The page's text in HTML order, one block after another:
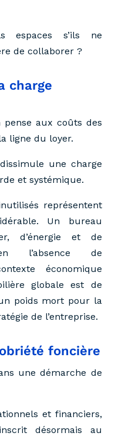
espaces s’ils ne
de collaborer ?
charge
pense aux coûts des
ligne du loyer.
une charge
et systémique.
représentent
Un bureau
d’énergie et de
l’absence de
économique
globale est de
poids mort pour la
de l’entreprise.
foncière
une démarche de
et financiers,
désormais au